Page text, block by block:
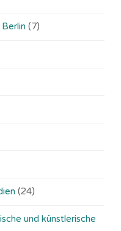
(7)
(24)
und künstlerische